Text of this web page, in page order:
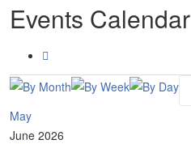
Events Calendar
May
June 2026